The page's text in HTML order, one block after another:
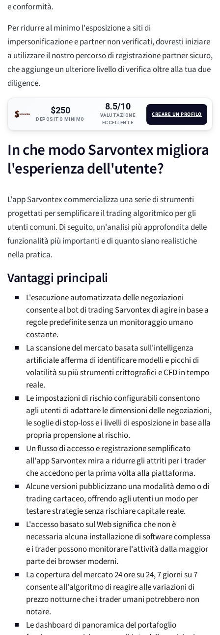
e conformità.
Per ridurre al minimo l'esposizione a siti di
impersonificazione e partner non verificati, dovresti iniziare
a utilizzare il nostro percorso di registrazione partner sicuro,
che aggiunge un ulteriore livello di verifica oltre alla tua due
diligence.
$250
DEPOSITO MINIMO
8.5/10
VALUTAZIONE
ECCELLENTE
CREARE UN PROFILO
In che modo Sarvontex migliora
l'esperienza dell'utente?
L'app Sarvontex commercializza una serie di strumenti
progettati per semplificare il trading algoritmico per gli
utenti comuni. Di seguito, un'analisi più approfondita delle
funzionalità più importanti e di quanto siano realistiche
nella pratica.
Vantaggi principali
L'esecuzione automatizzata delle negoziazioni
consente al bot di trading Sarvontex di agire in base a
regole predefinite senza un monitoraggio umano
costante.
La scansione del mercato basata sull'intelligenza
artificiale afferma di identificare modelli e picchi di
volatilità su più strumenti crittografici e CFD in tempo
reale.
Le impostazioni di rischio configurabili consentono
agli utenti di adattare le dimensioni delle negoziazioni,
le soglie di stop-loss e i livelli di esposizione in base alla
propria propensione al rischio.
Un flusso di accesso e registrazione semplificato
all'app Sarvontex mira a ridurre gli attriti per i trader
che accedono per la prima volta alla piattaforma.
Alcune versioni pubblicizzano una modalità demo o di
trading cartaceo, offrendo agli utenti un modo per
testare strategie senza rischiare capitale reale.
L'accesso basato sul Web significa che non è
necessaria alcuna installazione di software complessa
e i trader possono monitorare l'attività dalla maggior
parte dei browser moderni.
La copertura del mercato 24 ore su 24, 7 giorni su 7
consente all'algoritmo di reagire alle variazioni di
prezzo notturne che i trader umani potrebbero non
notare.
Le dashboard di panoramica del portafoglio